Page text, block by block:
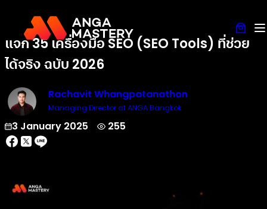
แจก 35 เครื่องมือ SEO (SEO Tools) ที่ช่วย
ได้จริง ฉบับ 2026
Rachavit Whangpatanathon
Managing Director at ANGA Bangkok
3 January 2025 255